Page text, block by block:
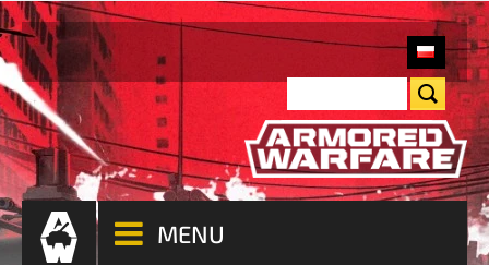
MENU